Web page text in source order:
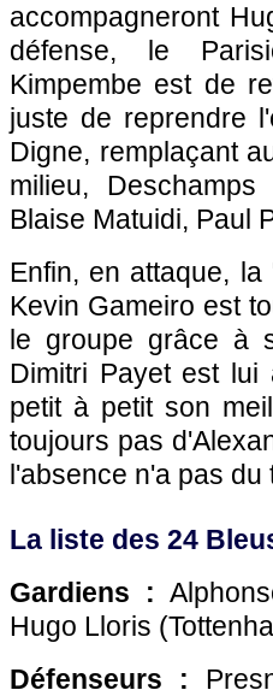
accompagneront
défense, le
Kimpembe est de
juste de reprendre
Digne, remplaçant
milieu,
Blaise Matuidi, Paul
Enfin, en attaque,
Kevin Gameiro est
le groupe grâce à
Dimitri Payet est lui
petit à petit son
toujours pas
l'absence n'a pas du
La liste des 24
Gardiens :
Hugo Lloris
Défenseurs :